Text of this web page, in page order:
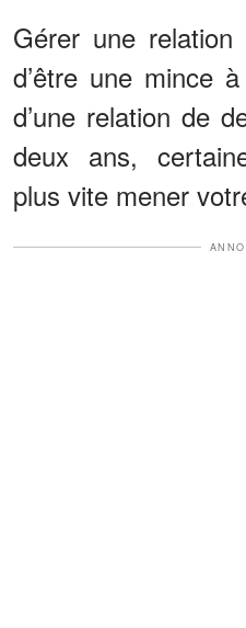
Gérer une
d’être une mince
d’une relation de
deux ans,
plus vite mener